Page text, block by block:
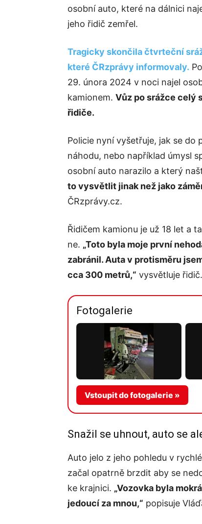
osobní auto, které na dálnici
jeho řidič zemřel.
Tragicky skončila čtvrteční
které ČRzprávy informovaly.
29. února 2024 v noci najel
kamionem. Vůz po srážce celý
řidiče.
Policie nyní vyšetřuje, jak se
náhodu, nebo například úmysl
osobní auto narazilo a který
to vysvětlit jinak než jako
ČRzprávy.cz.
Řidičem kamionu je už 18 let a
ne. „Toto byla moje první
zabránil. Auta v protisměru
cca 300 metrů,“ vysvětluje řidič.
Fotogalerie
Vstoupit do fotogalerie »
Snažil se uhnout, auto se
Auto jelo z jeho pohledu v
začal opatrně brzdit aby se
ke krajnici. „Vozovka byla
jedoucí za mnou,“ popisuje